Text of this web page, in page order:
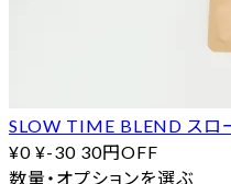
SLOW TIME BLEND スロ
¥0 ¥-30 30円OFF
数量・オプションを選ぶ